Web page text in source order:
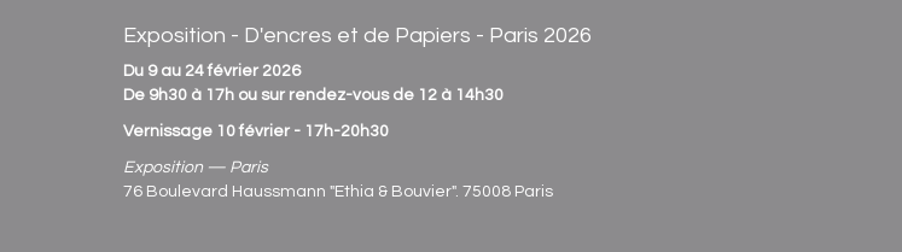
Exposition - D'encres et de Papiers - Paris 2026
Du 9 au 24 février 2026
De 9h30 à 17h ou sur rendez-vous de 12 à 14h30
Vernissage 10 février - 17h-20h30
Exposition — Paris
76 Boulevard Haussmann "Ethia & Bouvier". 75008 Paris